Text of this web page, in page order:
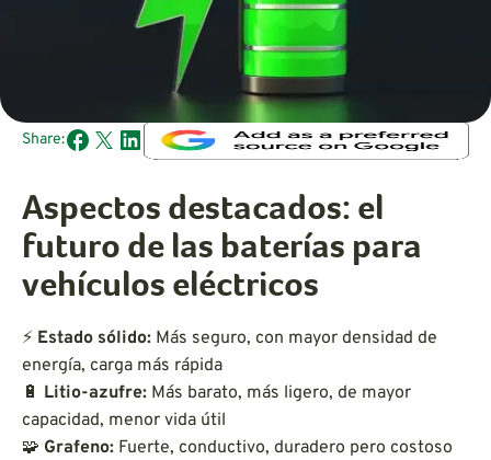
Share:
Aspectos destacados: el
futuro de las baterías para
vehículos eléctricos
⚡ Estado sólido: Más seguro, con mayor densidad de
energía, carga más rápida
🔋 Litio-azufre: Más barato, más ligero, de mayor
capacidad, menor vida útil
🧩 Grafeno: Fuerte, conductivo, duradero pero costoso